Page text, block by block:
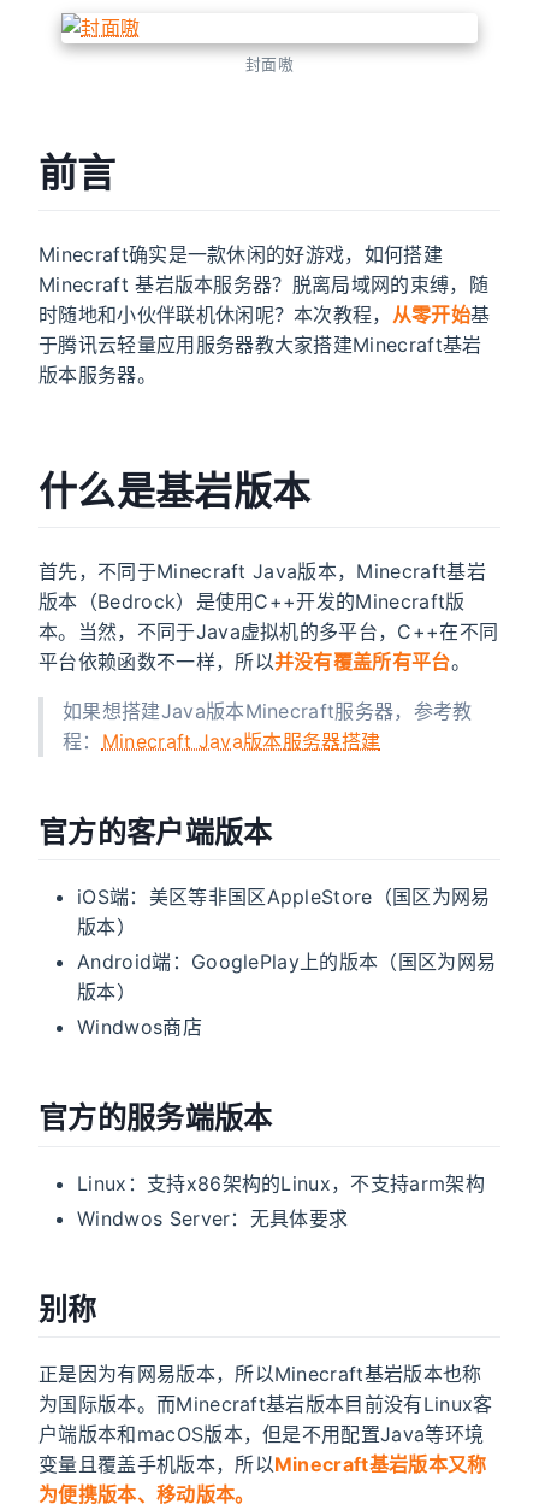
封面嗷
前言
Minecraft确实是一款休闲的好游戏，如何搭建
Minecraft 基岩版本服务器？脱离局域网的束缚，随
时随地和小伙伴联机休闲呢？本次教程， 从零开始基
于腾讯云轻量应用服务器教大家搭建Minecraft基岩
版本服务器。
什么是基岩版本
首先，不同于Minecraft Java版本，Minecraft基岩
版本（Bedrock）是使用C++开发的Minecraft版
本。当然，不同于Java虚拟机的多平台，C++在不同
平台依赖函数不一样，所以并没有覆盖所有平台。
如果想搭建Java版本Minecraft服务器，参考教
程： Minecraft Java版本服务器搭建
官方的客户端版本
iOS端：美区等非国区AppleStore（国区为网易
版本）
Android端：GooglePlay上的版本（国区为网易
版本）
Windwos商店
官方的服务端版本
Linux：支持x86架构的Linux，不支持arm架构
Windwos Server：无具体要求
别称
正是因为有网易版本，所以Minecraft基岩版本也称
为国际版本。而Minecraft基岩版本目前没有Linux客
户端版本和macOS版本，但是不用配置Java等环境
变量且覆盖手机版本，所以Minecraft基岩版本又称
为便携版本、移动版本。